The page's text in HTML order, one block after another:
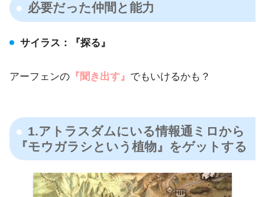
必要だった仲間と能力
サイラス：『探る』
アーフェンの 『聞き出す』 でもいけるかも？
1.アトラスダムにいる情報通ミロから
『モウガラシという植物』をゲットする